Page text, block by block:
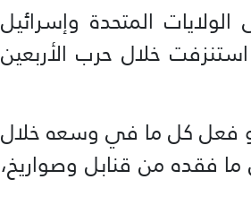
المتحدة وإسرائيل
خلال حرب الأربعين
فعل كل ما في وسعه خلال
فقده من قنابل وصواريخ،